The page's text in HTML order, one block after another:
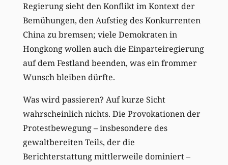
Regierung sieht den Konflikt im Kontext der
Bemühungen, den Aufstieg des Konkurrenten
China zu bremsen; viele Demokraten in
Hongkong wollen auch die Einparteiregierung
auf dem Festland beenden, was ein frommer
Wunsch bleiben dürfte.
Was wird passieren? Auf kurze Sicht
wahrscheinlich nichts. Die Provokationen der
Protestbewegung – insbesondere des
gewaltbereiten Teils, der die
Berichterstattung mittlerweile dominiert –